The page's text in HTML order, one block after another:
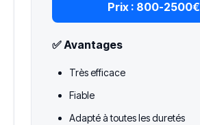
Prix : 800-2500€
✅ Avantages
Très efficace
Fiable
Adapté à toutes les duretés